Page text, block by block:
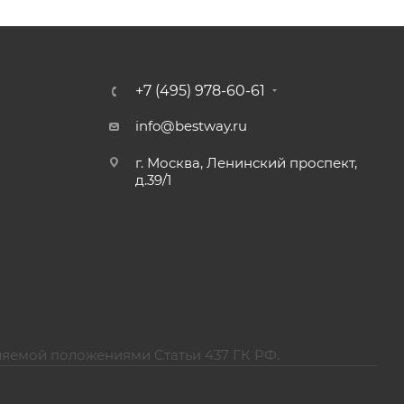
+7 (495) 978-60-61
info@bestway.ru
г. Москва, Ленинский проспект,
д.39/1
положениями Статьи 437 ГК РФ.